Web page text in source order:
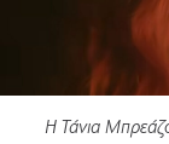
Η Τάνια